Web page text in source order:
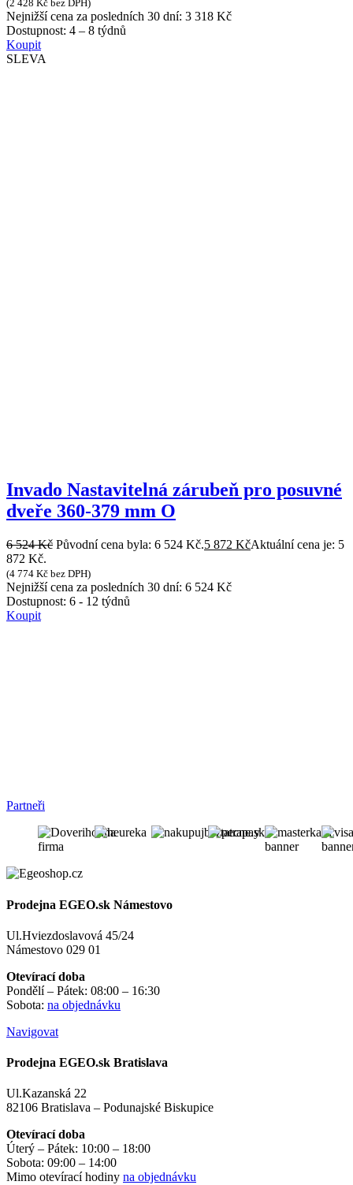
(2 428 Kč bez DPH)
Nejnižší cena za posledních 30 dní: 3 318 Kč
Dostupnost: 4 – 8 týdnů
Koupit
SLEVA
Invado Nastavitelná zárubeň pro posuvné
dveře 360-379 mm O
6 524Kč Původní cena byla: 6 524 Kč.5 872 KčAktuální cena je: 5
872 Kč.
(4 774 Kč bez DPH)
Nejnižší cena za posledních 30 dní: 6 524 Kč
Dostupnost: 6 - 12 týdnů
Koupit
Partneři
Prodejna EGEO.sk Námestovo
Ul.Hviezdoslavová 45/24
Námestovo 029 01
Otevírací doba
Pondělí – Pátek: 08:00 – 16:30
Sobota: na objednávku
Navigovat
Prodejna EGEO.sk Bratislava
Ul.Kazanská 22
82106 Bratislava – Podunajské Biskupice
Otevírací doba
Úterý – Pátek: 10:00 – 18:00
Sobota: 09:00 – 14:00
Mimo otevírací hodiny na objednávku